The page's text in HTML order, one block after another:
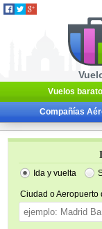
Vuelos
Compañías
Ida y vuelta
Ciudad o Aeropuerto